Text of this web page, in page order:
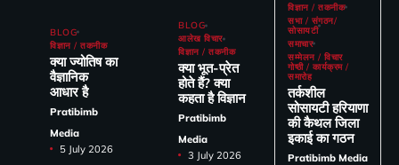
BLOG
विज्ञान / तकनीक
क्या ज्योतिष का
वैज्ञानिक
आधार है
Pratibimb
Media
5 July 2026
BLOG
आलेख विचार
विज्ञान / तकनीक
क्या भूत-प्रेत
होते हैं? क्या
कहता है विज्ञान
Pratibimb
Media
3 July 2026
विज्ञान / तकनीक
सभा / संगठन/
सोसायटी
समाचार
सम्मेलन / विचार
गोष्ठी / कार्यक्रम /
समारोह
तर्कशील
सोसायटी हरियाणा
की कैथल जिला
इकाई का गठन
Pratibimb Media